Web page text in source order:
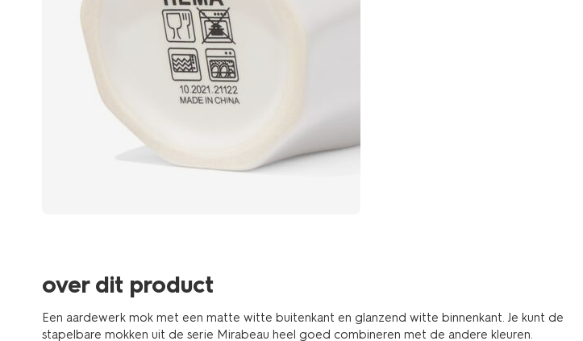
over dit product
Een aardewerk mok met een matte witte buitenkant en glanzend witte binnenkant. Je kunt de
stapelbare mokken uit de serie Mirabeau heel goed combineren met de andere kleuren.